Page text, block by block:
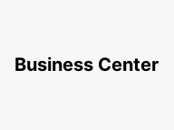
Business Center